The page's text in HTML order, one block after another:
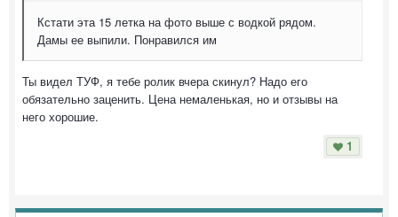
Кстати эта 15 летка на фото выше с водкой рядом.
Дамы ее выпили. Понравился им
Ты видел ТУФ, я тебе ролик вчера скинул? Надо его
обязательно заценить. Цена немаленькая, но и отзывы на
него хорошие.
1